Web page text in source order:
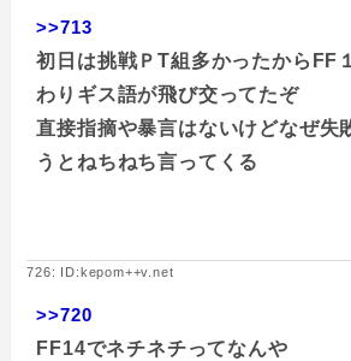
>>713
初日は挑戦ＰT組多かったからFF
わりギス語が飛び交ってたぞ
直接指摘や暴言はないけどなぜ失
うとねちねち言ってくる
726: ID:kepom++v.net
>>720
FF14でネチネチってなんや